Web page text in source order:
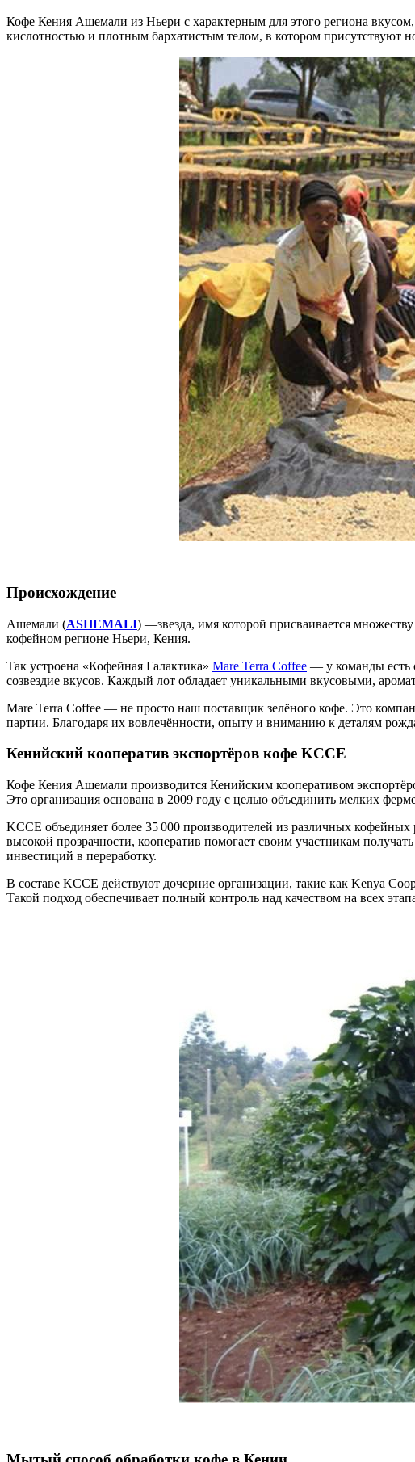
Кофе Кения Ашемали из Ньери с характерным для этого региона
кислотностью и плотным бархатистым телом, в котором присутствуют
Происхождение
Ашемали (ASHEMALI) —звезда, имя которой присваивается
кофейном регионе Ньери, Кения.
Так устроена «Кофейная Галактика» Mare Terra Coffee — у команды есть
созвездие вкусов. Каждый лот обладает уникальными вкусовыми,
Mare Terra Coffee — не просто наш поставщик зелёного кофе. Это
партии. Благодаря их вовлечённости, опыту и вниманию к деталям
Кенийский кооператив экспортёров кофе KCCE
Кофе Кения Ашемали производится Кенийским кооперативом
Это организация основана в 2009 году с целью объединить мелких
KCCE объединяет более 35 000 производителей из различных
высокой прозрачности, кооператив помогает своим участникам
инвестиций в переработку.
В составе KCCE действуют дочерние организации, такие как Kenya
Такой подход обеспечивает полный контроль над качеством на всех